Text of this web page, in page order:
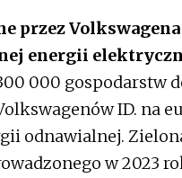
przez
energii
000 gospodarstw
ID. na
odnawialnej.
w 2023